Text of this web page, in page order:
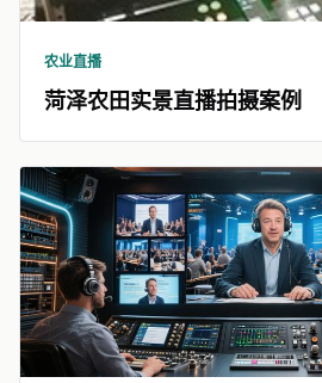
农业直播
菏泽农田实景直播拍摄案例